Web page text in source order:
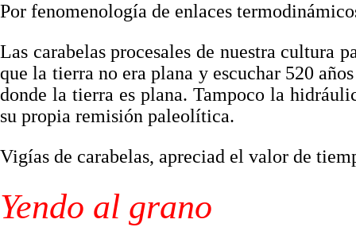
Por fenomenología de enlaces
Las carabelas procesales de nuestra cultura
que la tierra no era plana y escuchar 520
donde la tierra es plana. Tampoco la
su propia remisión paleolítica.
Vigías de carabelas, apreciad el valor de
Yendo al grano